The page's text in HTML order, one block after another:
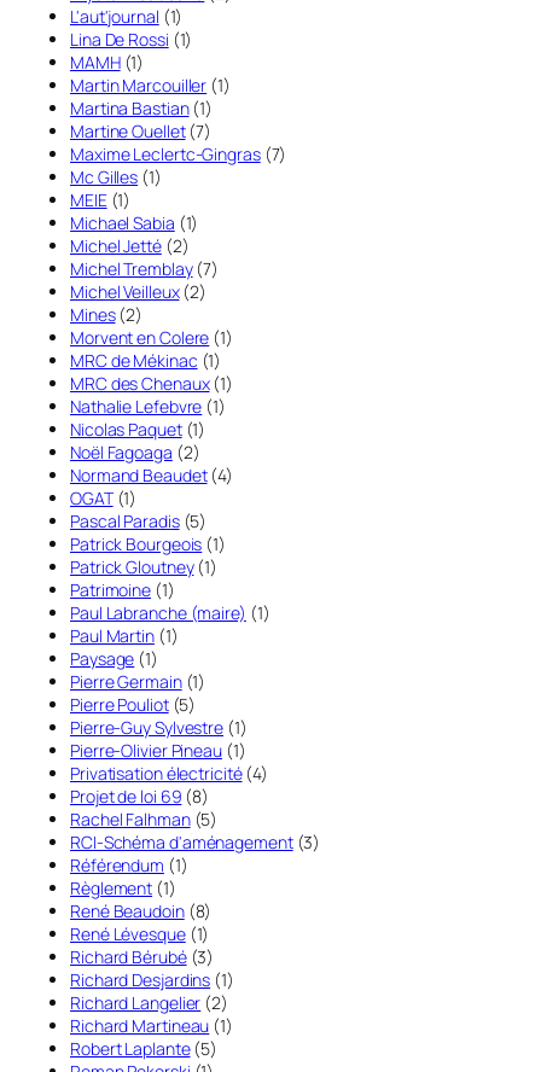
L'aut'journal (1)
Lina De Rossi (1)
MAMH(1)
Martin Marcouiller (1)
Martina Bastian(1)
Martine Ouellet(7)
Maxime Leclertc-Gingras(7)
Mc Gilles (1)
MEIE(1)
Michael Sabia (1)
Michel Jetté(2)
Michel Tremblay(7)
Michel Veilleux(2)
Mines(2)
Morvent en Colere (1)
MRC de Mékinac (1)
MRC des Chenaux(1)
Nathalie Lefebvre (1)
Nicolas Paquet(1)
Noël Fagoaga (2)
Normand Beaudet(4)
OGAT(1)
Pascal Paradis(5)
Patrick Bourgeois (1)
Patrick Gloutney(1)
Patrimoine (1)
Paul Labranche (maire) (1)
Paul Martin(1)
Paysage (1)
Pierre Germain(1)
Pierre Pouliot(5)
Pierre-Guy Sylvestre (1)
Pierre-Olivier Pineau(1)
Privatisation électricité(4)
Projet de loi 69 (8)
Rachel Falhman(5)
RCI-Schéma d'aménagement(3)
Référendum (1)
Règlement (1)
René Beaudoin(8)
René Lévesque(1)
Richard Bérubé(3)
Richard Desjardins (1)
Richard Langelier (2)
Richard Martineau (1)
Robert Laplante(5)